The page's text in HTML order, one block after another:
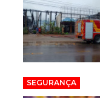
SEGURANÇA